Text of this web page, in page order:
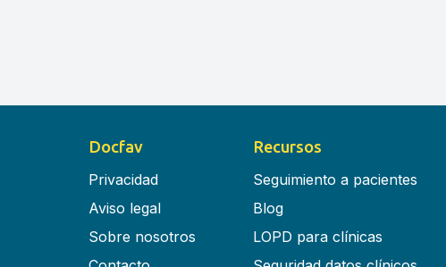
Docfav
Privacidad
Aviso legal
Sobre nosotros
Recursos
Seguimiento a pacientes
Blog
LOPD para clínicas